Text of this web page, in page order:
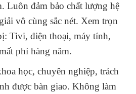
Luôn đảm bảo chất lượng hệ
vô cùng sắc nét. Xem trọn
Tivi, điện thoại, máy tính,
phí hàng năm.
học, chuyên nghiệp, trách
được bàn giao. Không làm